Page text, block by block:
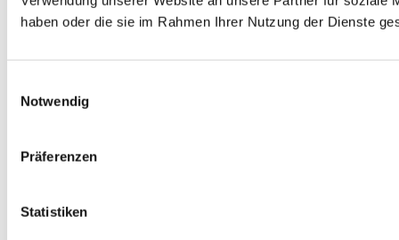
haben oder die sie im Rahmen Ihrer Nutzung der Dienste
Notwendig
Präferenzen
Statistiken